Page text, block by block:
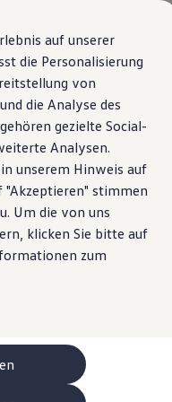
auf unserer
die Personalisierung
von
die Analyse des
gezielte Social-
Analysen.
unserem Hinweis auf
"Akzeptieren" stimmen
Um die von uns
klicken Sie bitte auf
zum
Helion
der ID. Modelle